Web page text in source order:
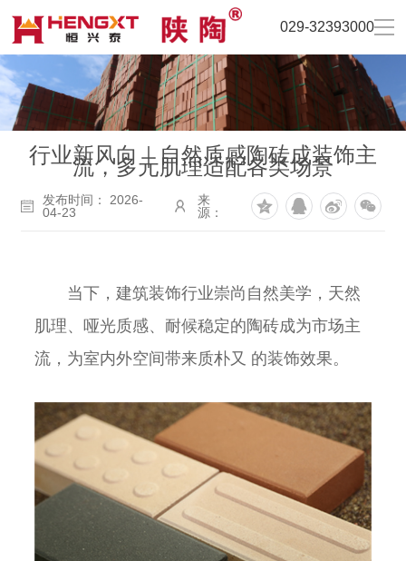
029-32393000
行业新风向｜自然质感陶砖成装饰主
流，多元肌理适配各类场景
发布时间： 2026-
04-23
来
源：
当下，建筑装饰行业崇尚自然美学，天然
肌理、哑光质感、耐候稳定的陶砖成为市场主
流，为室内外空间带来质朴又 的装饰效果。